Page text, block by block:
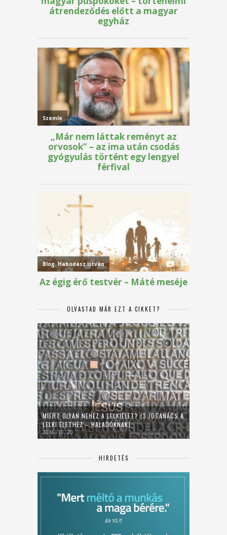
OLVASTAD MÁR EZT A CIKKET?
MIÉRT OLYAN NEHÉZ A LELKIÉLET? (3 JÓTANÁCS A
LELKI ÉLETHEZ – HALADÓKNAK)
2016. 10. 20.
HIRDETÉS